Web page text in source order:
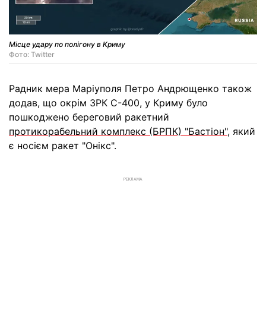
Місце удару по полігону в Криму
Фото: Twitter
Радник мера Маріуполя Петро Андрющенко також
додав, що окрім ЗРК С-400, у Криму було
пошкоджено береговий ракетний
протикорабельний комплекс (БРПК) "Бастіон", який
є носієм ракет "Онікс".
РЕКЛАМА